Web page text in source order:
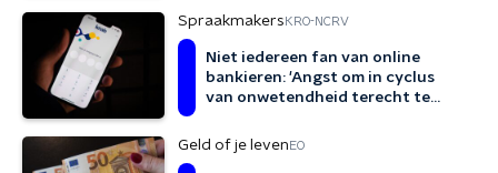
Spraakmakers KRO-NCRV
Niet iedereen fan van online
bankieren: 'Angst om in cyclus
van onwetendheid terecht te
Geld of je leven EO